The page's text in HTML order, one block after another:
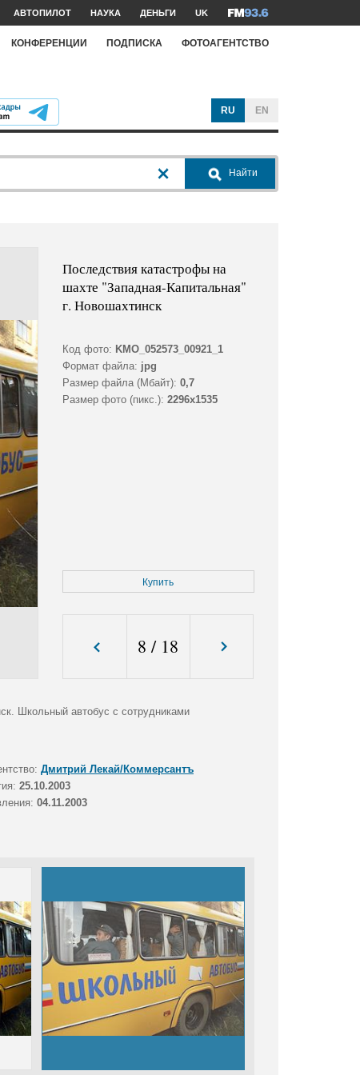
АВТОПИЛОТ НАУКА ДЕНЬГИ UK
КОНФЕРЕНЦИИ ПОДПИСКА ФОТОАГЕНТСТВО
RU EN
Найти
Последствия катастрофы на
шахте "Западная-Капитальная"
г. Новошахтинск
Код фото: KMO_052573_00921_1
Формат файла: jpg
Размер файла (Мбайт): 0,7
Размер фото (пикс.): 2296x1535
Купить
8 / 18
Школьный автобус с сотрудниками
Дмитрий Лекай/Коммерсантъ
25.10.2003
04.11.2003